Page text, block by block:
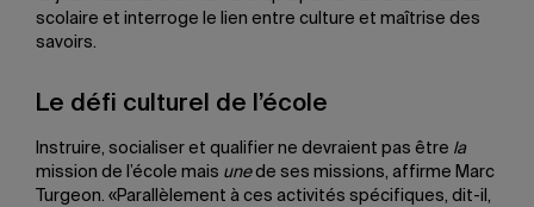
scolaire et interroge le lien entre culture et maîtrise des
savoirs.
Le défi culturel de l’école
Instruire, socialiser et qualifier ne devraient pas être la
mission de l’école mais unede ses missions, affirme Marc
Turgeon. «Parallèlement à ces activités spécifiques, dit-il,